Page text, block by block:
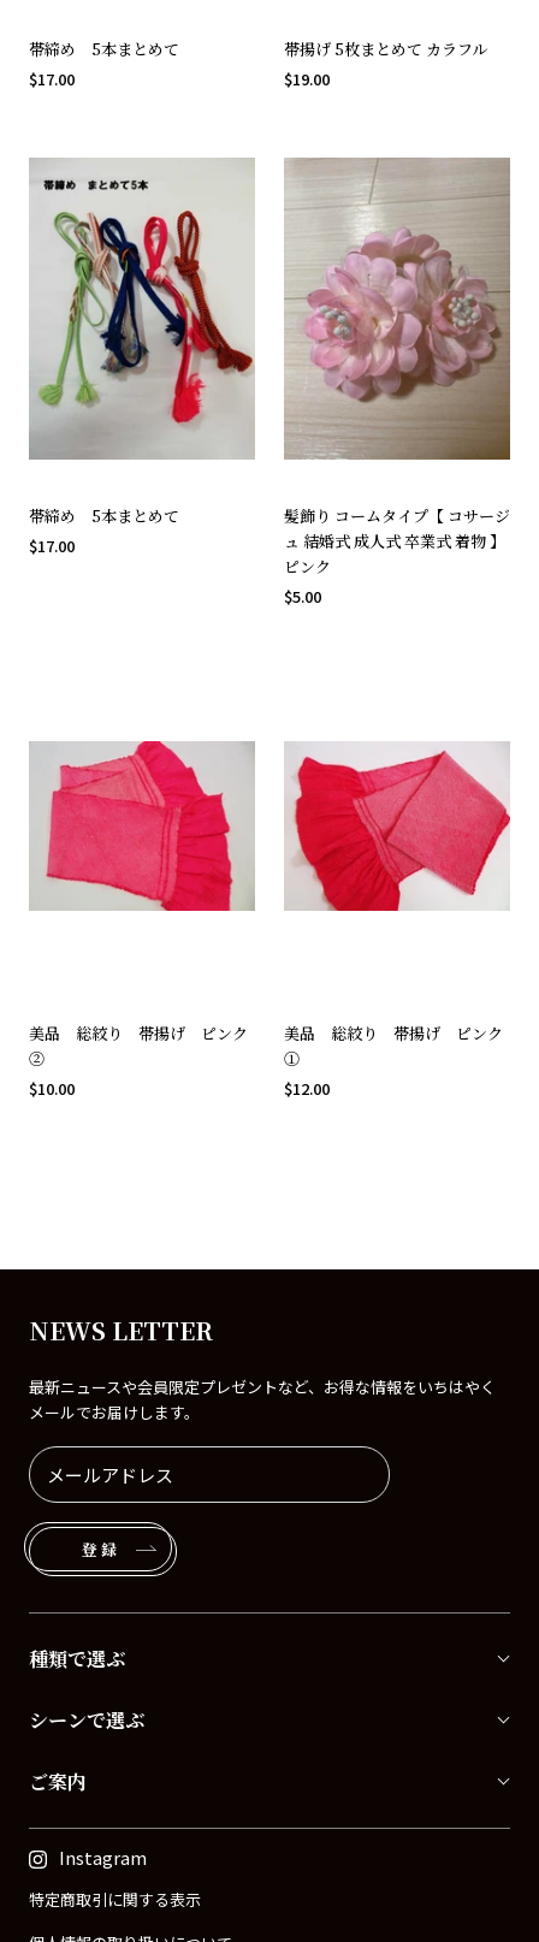
帯締め 5本まとめて
$17.00
帯揚げ 5枚まとめて カラフル
$19.00
帯締め 5本まとめて
$17.00
髪飾り コームタイプ【 コサージ
ュ 結婚式 成人式 卒業式 着物 】
ピンク
$5.00
美品 総絞り 帯揚げ ピンク
②
$10.00
美品 総絞り 帯揚げ ピンク
①
$12.00
NEWS LETTER
最新ニュースや会員限定プレゼントなど、お得な情報をいちはやく
メールでお届けします。
登録
種類で選ぶ
シーンで選ぶ
ご案内
Instagram
特定商取引に関する表示